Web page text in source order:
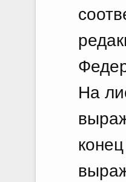
На